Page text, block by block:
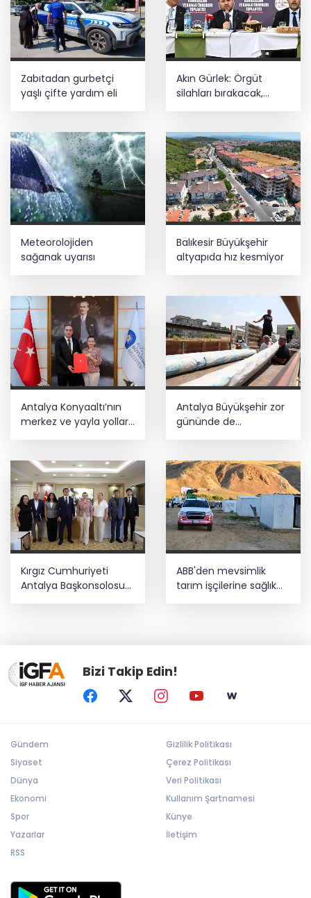
Zabıtadan gurbetçi
yaşlı çifte yardım eli
Akın Gürlek: Örgüt
silahları bırakacak,
Meteorolojiden
sağanak uyarısı
Balıkesir Büyükşehir
altyapıda hız kesmiyor
Antalya Konyaaltı’nın
merkez ve yayla yolları
Antalya Büyükşehir zor
gününde de
Kırgız Cumhuriyeti
Antalya Başkonsolosu
ABB'den mevsimlik
tarım işçilerine sağlık
Bizi Takip Edin!
Gündem
Siyaset
Dünya
Ekonomi
Spor
Yazarlar
RSS
Gizlilik Politikası
Çerez Politikası
Veri Politikası
Kullanım Şartnamesi
Künye
İletişim